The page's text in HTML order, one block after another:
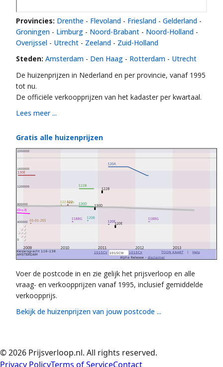
Provincies: Drenthe - Flevoland - Friesland - Gelderland -
Groningen - Limburg - Noord-Brabant - Noord-Holland -
Overijssel - Utrecht - Zeeland - Zuid-Holland
Steden: Amsterdam - Den Haag - Rotterdam - Utrecht
De huizenprijzen in Nederland en per provincie, vanaf 1995
tot nu.
De officiële verkoopprijzen van het kadaster per kwartaal.
Lees meer ...
Gratis alle huizenprijzen
Voer de postcode in en zie gelijk het prijsverloop en alle
vraag- en verkoopprijzen vanaf 1995, inclusief gemiddelde
verkoopprijs.
Bekijk de huizenprijzen van jouw postcode ...
©2026 Prijsverloop.nl. All rights reserved.
Privacy PolicyTerms of ServiceContact